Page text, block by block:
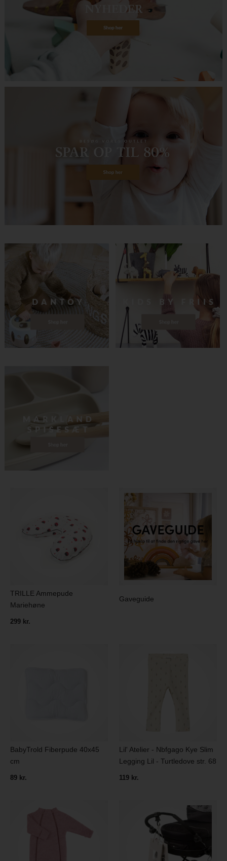
TRILLE Ammepude
Mariehøne
299 kr.
Gaveguide
BabyTrold Fiberpude 40x45
cm
89 kr.
Lil' Atelier - Nbfgago Kye Slim
Legging Lil - Turtledove str. 68
119 kr.